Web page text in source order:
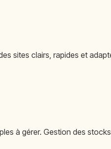
sites clairs, rapides et
à gérer. Gestion des